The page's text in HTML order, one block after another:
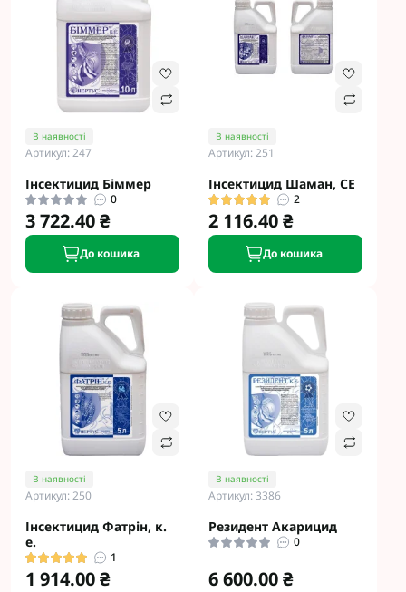
В наявності
Артикул: 247
Інсектицид Біммер
0
3 722.40 ₴
До кошика
В наявності
Артикул: 251
Інсектицид Шаман, СЕ
2
2 116.40 ₴
До кошика
В наявності
Артикул: 250
Інсектицид Фатрін, к.
е.
1
1 914.00 ₴
В наявності
Артикул: 3386
Резидент Акарицид
0
6 600.00 ₴